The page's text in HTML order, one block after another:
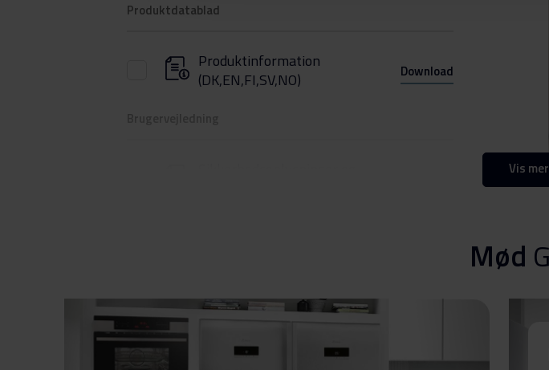
Produktdatablad
Produktinformation
(DK,EN,FI,SV,NO)
Download
advarsler (NO)
Sikkerhedsoplysninger og
Download
Vis
Mød